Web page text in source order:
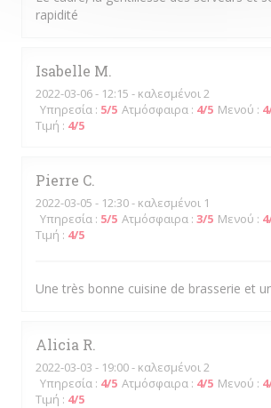
rapidité
Isabelle M
2022-03-06- 12:15 - καλεσμένοι 2
Υπηρεσία : 5/5 Ατμόσφαιρα : 4/5 Μενού : 4
Τιμή : 4/5
Pierre C
2022-03-05 - 12:30 - καλεσμένοι 1
Υπηρεσία : 5/5 Ατμόσφαιρα : 3/5 Μενού : 4
Τιμή : 4/5
Une très bonne cuisine de brasserie et
Alicia R
2022-03-03 - 19:00 - καλεσμένοι 2
Υπηρεσία : 4/5 Ατμόσφαιρα : 4/5 Μενού : 4
Τιμή : 4/5